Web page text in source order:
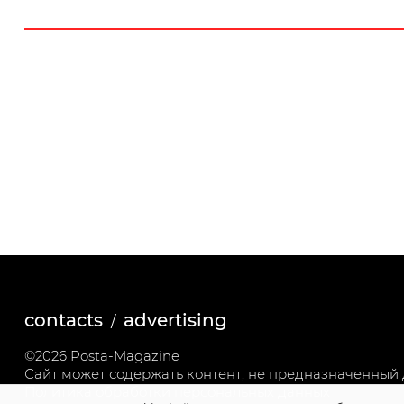
contacts advertising
©2026 Posta-Magazine
Сайт может содержать контент, не предназначенный